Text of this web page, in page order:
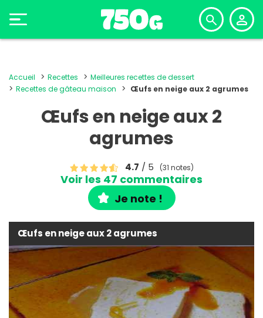
Accueil Recettes
Meilleures recettes de dessert
Recettes de gâteau maison
Œufs en neige aux 2 agrumes
Œufs en neige aux 2
agrumes
4.7 / 5 (31 notes)
Voir les 47 commentaires
Je note !
Œufs en neige aux 2 agrumes